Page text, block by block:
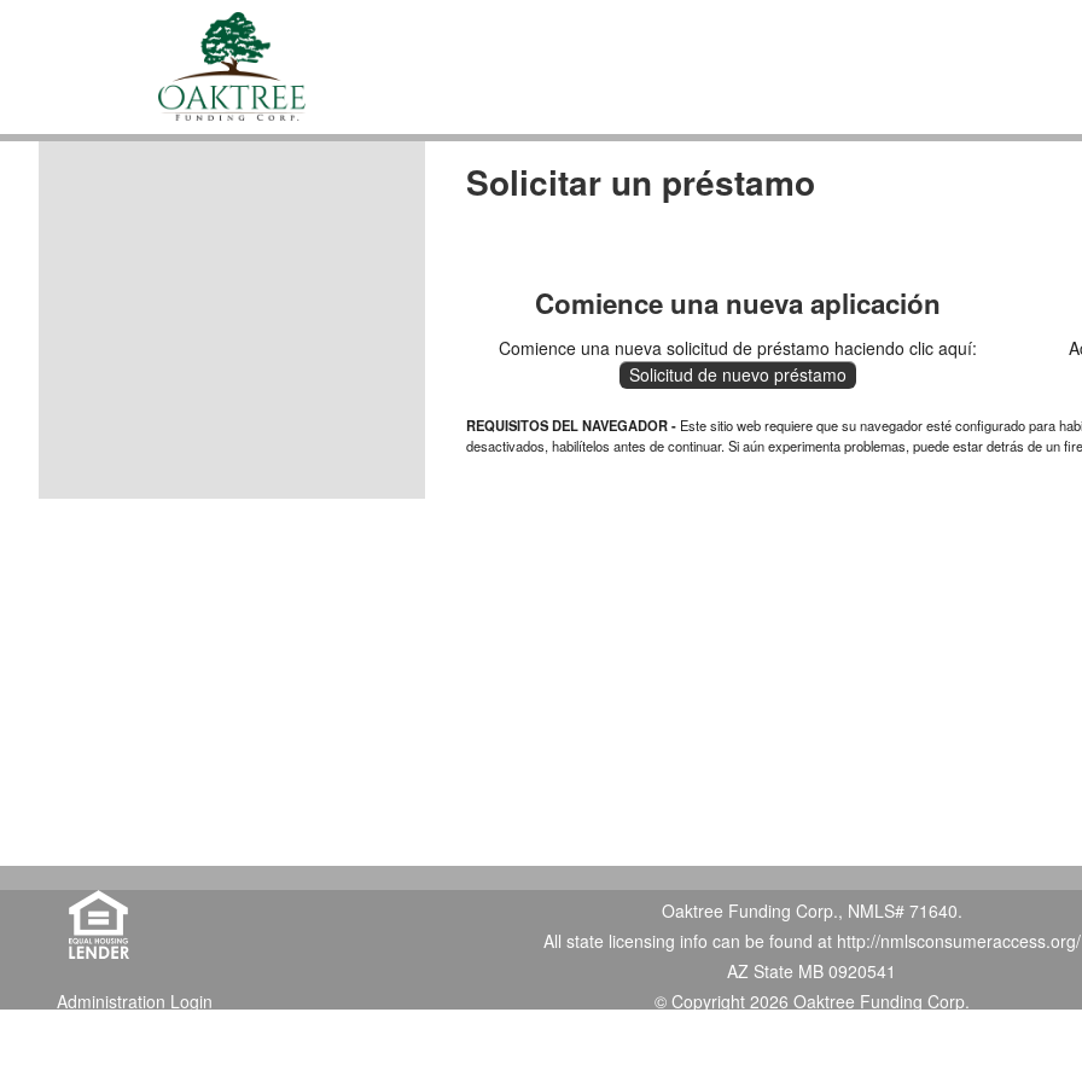
Solicitar un préstamo
Comience una nueva aplicación
Comience una nueva solicitud de préstamo haciendo clic aquí:
Solicitud de nuevo préstamo
REQUISITOS DEL NAVEGADOR - Este sitio web requiere que su navegador esté configurado para
desactivados, habilítelos antes de continuar. Si aún experimenta problemas, puede estar detrás de un
Oaktree Funding Corp., NMLS# 71640.
All state licensing info can be found at http://nmlsconsumeraccess.org/
AZ State MB 0920541
Administration Login
© Copyright 2026 Oaktree Funding Corp.